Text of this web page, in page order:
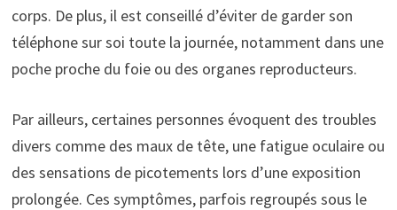
corps. De plus, il est conseillé d’éviter de garder son
téléphone sur soi toute la journée, notamment dans une
poche proche du foie ou des organes reproducteurs.
Par ailleurs, certaines personnes évoquent des troubles
divers comme des maux de tête, une fatigue oculaire ou
des sensations de picotements lors d’une exposition
prolongée. Ces symptômes, parfois regroupés sous le